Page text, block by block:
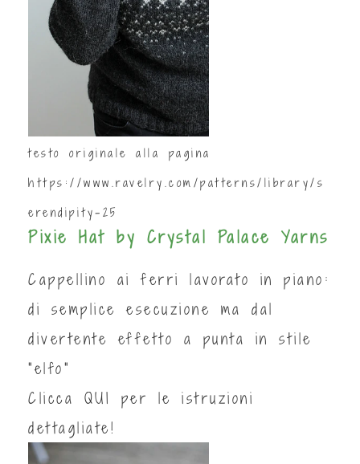
testo originale alla pagina
https://www.ravelry.com/patterns/library/s
erendipity-25
Pixie Hat by Crystal Palace Yarns
Cappellino ai ferri lavorato in piano:
di semplice esecuzione ma dal
divertente effetto a punta in stile
"elfo"
Clicca QUI
per le istruzioni
dettagliate!